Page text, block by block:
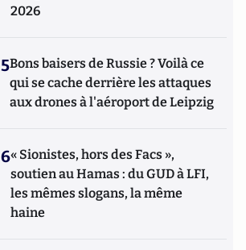
2026
5Bons baisers de Russie ? Voilà ce
qui se cache derrière les attaques
aux drones à l'aéroport de Leipzig
6« Sionistes, hors des Facs »,
soutien au Hamas : du GUD à LFI,
les mêmes slogans, la même
haine